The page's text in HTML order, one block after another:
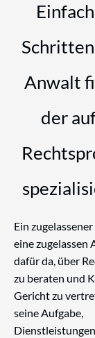
Anwalt
der
Ein
eine zugelassen
dafür da, über
zu beraten und
Gericht zu
seine Aufgabe,